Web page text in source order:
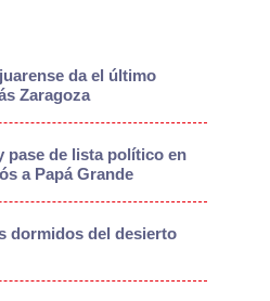
da el último
Zaragoza
pase de lista político en
a Papá Grande
dormidos del desierto